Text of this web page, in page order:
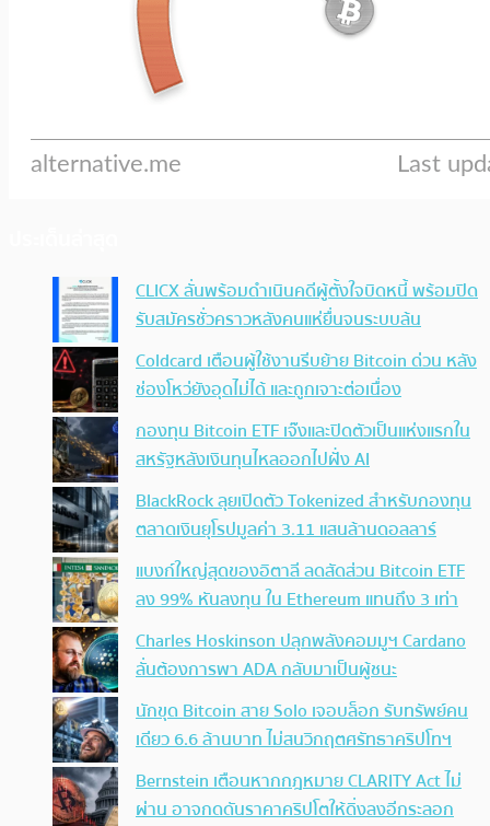
CLICX ลั่นพร้อมดำเนินคดีผู้ตั้งใจบิดหนี้ พร้อมปิด
รับสมัครชั่วคราวหลังคนแห่ยื่นจนระบบล้น
Coldcard เตือนผู้ใช้งานรีบย้าย Bitcoin ด่วน หลัง
ช่องโหว่ยังอุดไม่ได้ และถูกเจาะต่อเนื่อง
กองทุน Bitcoin ETF เจ๊งและปิดตัวเป็นแห่งแรกใน
สหรัฐหลังเงินทุนไหลออกไปฝั่ง AI
BlackRock ลุยเปิดตัว Tokenized สำหรับกองทุน
ตลาดเงินยุโรปมูลค่า 3.11 แสนล้านดอลลาร์
แบงก์ใหญ่สุดของอิตาลี ลดสัดส่วน Bitcoin ETF
ลง 99% หันลงทุน ใน Ethereum แทนถึง 3 เท่า
Charles Hoskinson ปลุกพลังคอมมูฯ Cardano
ลั่นต้องการพา ADA กลับมาเป็นผู้ชนะ
นักขุด Bitcoin สาย Solo เจอบล็อก รับทรัพย์คน
เดียว 6.6 ล้านบาท ไม่สนวิกฤตศรัทธาคริปโทฯ
Bernstein เตือนหากกฎหมาย CLARITY Act ไม่
ผ่าน อาจกดดันราคาคริปโตให้ดิ่งลงอีกระลอก